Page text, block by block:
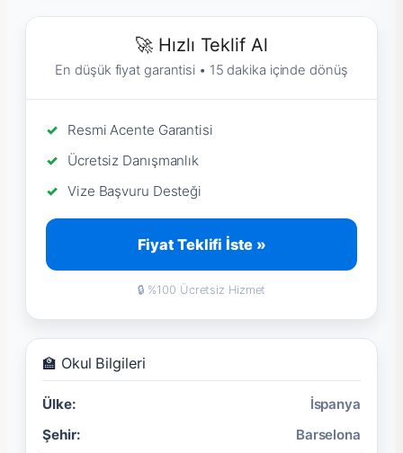
🚀 Hızlı Teklif Al
En düşük fiyat garantisi • 15 dakika içinde dönüş
Resmi Acente Garantisi
Ücretsiz Danışmanlık
Vize Başvuru Desteği
Fiyat Teklifi İste »
🔒 %100 Ücretsiz Hizmet
🏫 Okul Bilgileri
Ülke:
İspanya
Şehir:
Barselona